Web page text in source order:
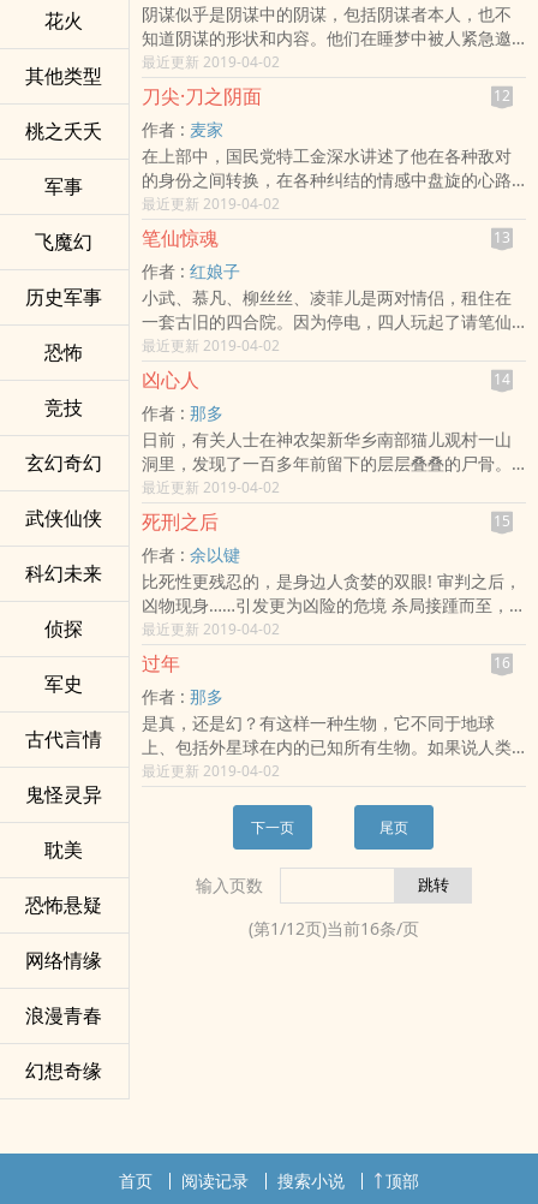
花火
其他类型
桃之夭夭
军事
飞魔幻
历史军事
恐怖
竞技
玄幻奇幻
武侠仙侠
科幻未来
侦探
军史
古代言情
鬼怪灵异
耽美
恐怖悬疑
网络情缘
浪漫青春
幻想奇缘
阴谋似乎是阴谋中的阴谋，包括阴谋者本人，也不
知道阴谋的形状和内容。他们在睡梦中被人紧急邀
集，然后像梦游似的来到这里，至于来干什么，谁
也不知道。
最近更新 2019-04-02
刀尖·刀之阴面 12
作者 : 麦家
在上部中，国民党特工金深水讲述了他在各种敌对
的身份之间转换，在各种纠结的情感中盘旋的心路
历程，然而，他并不是一个人在刀尖上行走。下部
中，另一位神秘人物的登场，将为日本侵略者这场
巨大的阴谋作出全部破解。这位在“刀之阴面”上行走
的女侠便是中国共产党的高级特工林婴婴，《刀尖·
刀之阴面》以她的口吻讲述了一场最壮烈的爱情，
还原了一段半个多世纪前的真实历史。
最近更新 2019-04-02
笔仙惊魂 13
作者 : 红娘子
小武、慕凡、柳丝丝、凌菲儿是两对情侣，租住在
一套古旧的四合院。因为停电，四人玩起了请笔仙
游戏，他们犯下笔仙游戏的两大禁忌——追问笔仙
的死因、没有送走笔仙。他们被告知，如果没有送
走笔仙，笔仙就会一直缠着他们，这是一个不死不
休的诅咒。神秘的黑衣老太，诡异的黑猫，邻居异
样的眼神，蹑手蹑脚的影子，居住在坟场的房东，
幽怨的歌声时不时在夜半响起，四人在噩梦与真实
之间穿梭，濒临崩溃……究竟谁被笔仙附体？怎样才
能让诅咒消失？一连串恐怖事件背后，是谁在张牙
舞爪？
最近更新 2019-04-02
凶心人 14
作者 : 那多
日前，有关人士在神农架新华乡南部猫儿观村一山
洞里，发现了一百多年前留下的层层叠叠的尸骨。
该洞当地人称为人洞，位于鲍家山的一处绝壁上。
由新华乡组织的探险队在当地村民袁作清的带领下
经过艰难跋涉找到了该洞。走进洞里一看，遍地是
尸骨，让人触目惊心。据考查，这些尸骨已存在一
百多年了。
最近更新 2019-04-02
死刑之后 15
作者 : 余以键
比死性更残忍的，是身边人贪婪的双眼! 审判之后，
凶物现身……引发更为凶险的危境 杀局接踵而至，灵
异事件，还是蓄意谋害？谁在幕后操纵？ 午夜凶
铃，神秘电话，冰箱中的尸体残肢…… 究竟要怎样，
才能摆脱亡者带来的多重杀机？ 特别提示：本书大
量内容将引发强烈的精神刺激，请慎重选择！ 令人
绝望与悲恸的欺诈，将如何摧毁她的人性？某市副
市长因要案被判处死刑，死刑之后，他的独生女儿
邹小雪发现自己陷入了一场巨大的阴谋之中。独居
象。出现在家中的神秘物品，午夜时分响起的异常
铃声，围绕在她身边的奇怪之人……
最近更新 2019-04-02
过年 16
作者 : 那多
是真，还是幻？有这样一种生物，它不同于地球
上、包括外星球在内的已知所有生物。如果说人类
的生存环境，是以时间为主轴，以空间为基本面，
那么这种生物生活在以空间为主轴，以时间为基本
面的时空里。此生物是否有逆转时间、弯曲空间的
能力？是否这种能力已经深刻地影响到人类生活的
各个层面？那多对这种生物的亲历，似乎可以说明
了什么……
最近更新 2019-04-02
下一页 尾页
输入页数
(第1/12页)当前16条/页
首页 阅读记录 搜索小说 顶部